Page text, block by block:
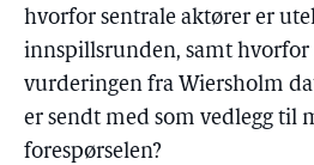
hvorfor sentrale aktører er
innspillsrunden, samt
vurderingen fra Wiersholm
er sendt med som vedlegg til
forespørselen?